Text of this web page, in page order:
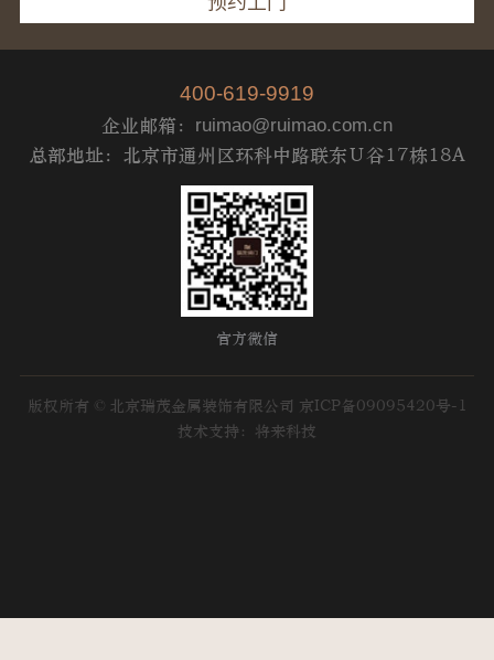
400-619-9919
企业邮箱： ruimao@ruimao.com.cn
总部地址：北京市通州区环科中路联东Ｕ谷17栋18A
官方微信
版权所有 © 北京瑞茂金属装饰有限公司 京ICP备09095420号-1
技术支持：将来科技